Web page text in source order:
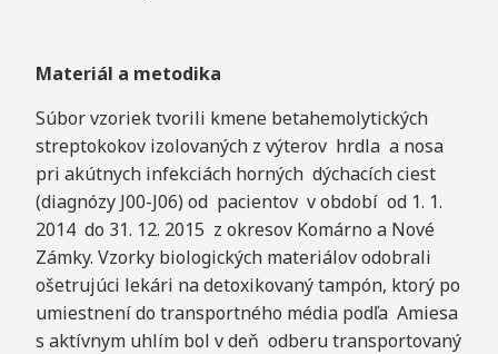
Materiál a metodika
Súbor vzoriek tvorili kmene betahemolytických
streptokokov izolovaných z výterov hrdla a nosa
pri akútnych infekciách horných dýchacích ciest
(diagnózy J00-J06) od pacientov v období od 1. 1.
2014 do 31. 12. 2015 z okresov Komárno a Nové
Zámky. Vzorky biologických materiálov odobrali
ošetrujúci lekári na detoxikovaný tampón, ktorý po
umiestnení do transportného média podľa Amiesa
s aktívnym uhlím bol v deň odberu transportovaný